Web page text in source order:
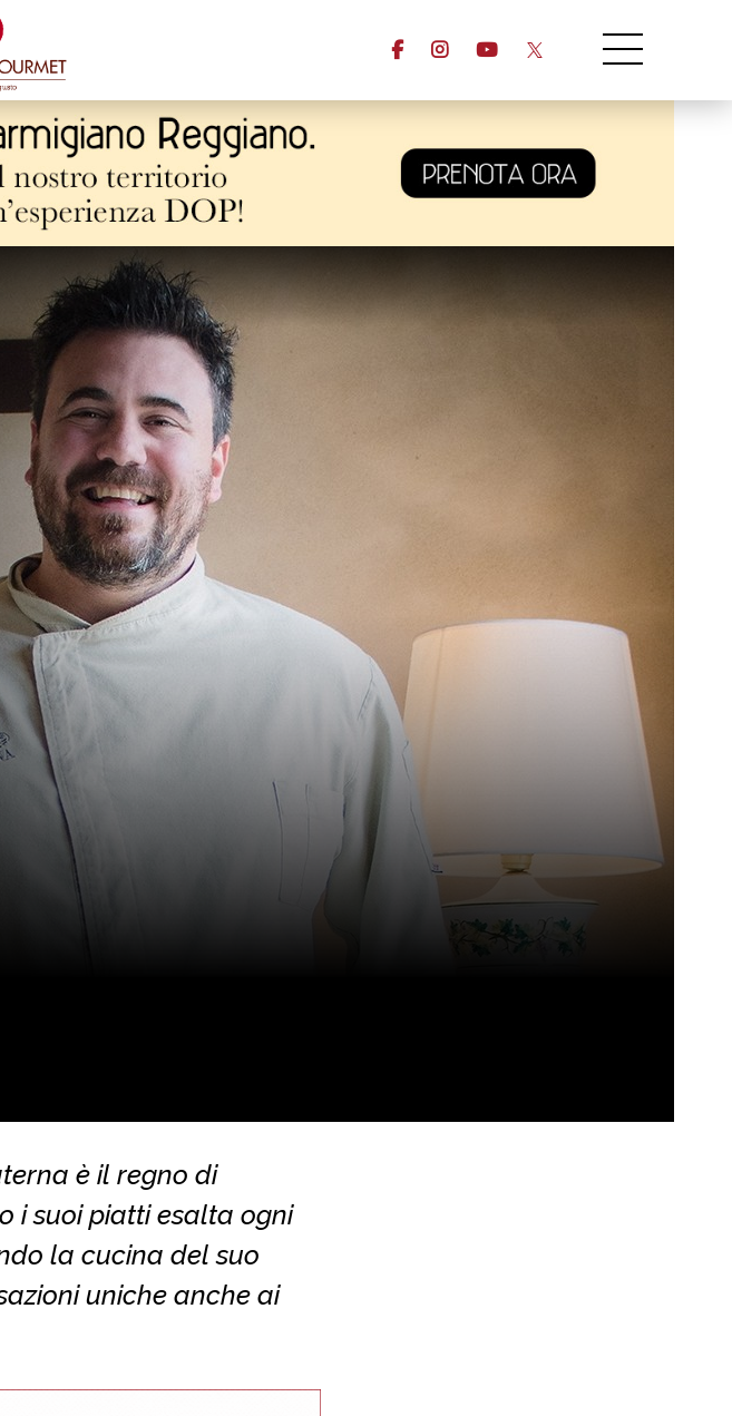
è il regno di
i suoi piatti esalta ogni
la cucina del suo
uniche anche ai